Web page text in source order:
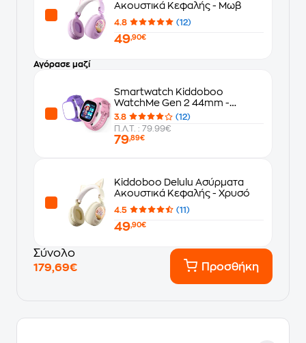
Ακουστικά Κεφαλής - Μωβ
4.8 (12)
49,90€
Αγόρασε μαζί
Smartwatch Kiddoboo
WatchMe Gen 2 44mm -
Pink/Purple
3.8
(12)
Π.Λ.Τ. : 79.99€
79,89€
Kiddoboo Delulu Ασύρματα
Ακουστικά Κεφαλής - Χρυσό
4.5 (11)
49,90€
Σύνολο
179,69€
Προσθήκη